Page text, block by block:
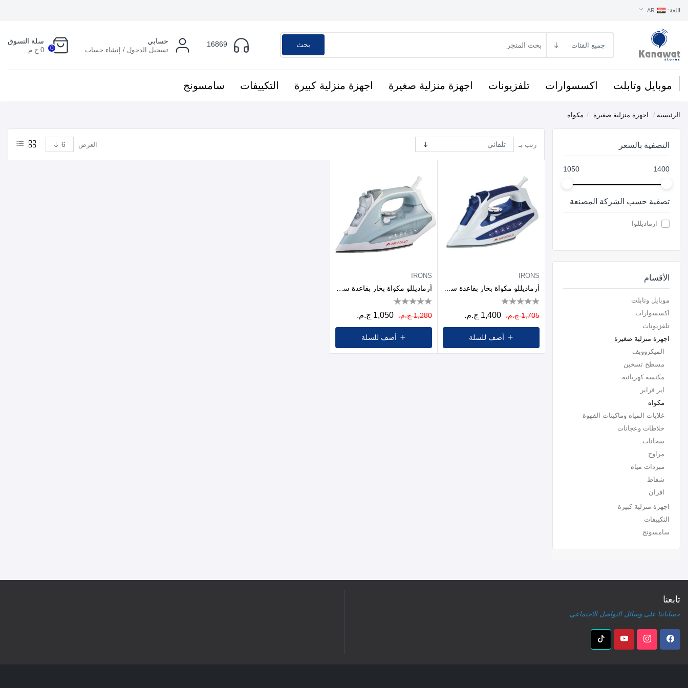
اللغة: AR
16869 حسابي
تسجيل الدخول / إنشاء حساب 0
سلة التسوق
0 ج.م.
بحث
موبايل وتابلت اكسسوارات تلفزيونات اجهزة منزلية صغيرة اجهزة منزلية كبيرة التكييفات سامسونج
الرئيسية / اجهزة منزلية صغيرة / مكواه
التصفية بالسعر
1050 1400
تصفية حسب الشركة المصنعة
ارماديللوا
الأقسام
موبايل وتابلت
اكسسوارات
تلفزيونات
اجهزة منزلية صغيرة
الميكروويف
مسطح تسخين
مكنسة كهربائية
اير فراير
مكواه
غلايات المياه وماكينات القهوة
خلاطات وعجانات
سخانات
مراوح
مبردات مياه
شفاط
افران
اجهزة منزلية كبيرة
التكييفات
سامسونج
رتب بـ العرض
IRONS
1,705 ج.م. 1,400 ج.م.
أضف للسلة
IRONS
أرماديللو مكواة بخار بقاعدة سيراميك، 2200 واط، يد مطاطية، رمادي
1,280 ج.م. 1,050 ج.م.
أضف للسلة
تابعنا
حساباتنا على وسائل التواصل الاجتماعي